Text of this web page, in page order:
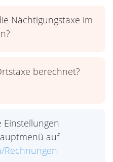
Nächtigungstaxe im
berechnet?
Einstellungen
auf
Rechnungen